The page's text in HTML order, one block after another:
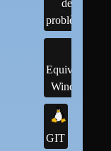
de
problème
Equivalents
Windows
GIT